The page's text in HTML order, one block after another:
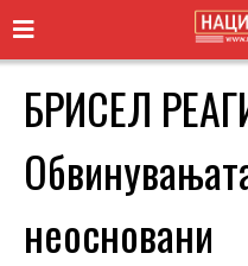
БРИСЕЛ
неосновани